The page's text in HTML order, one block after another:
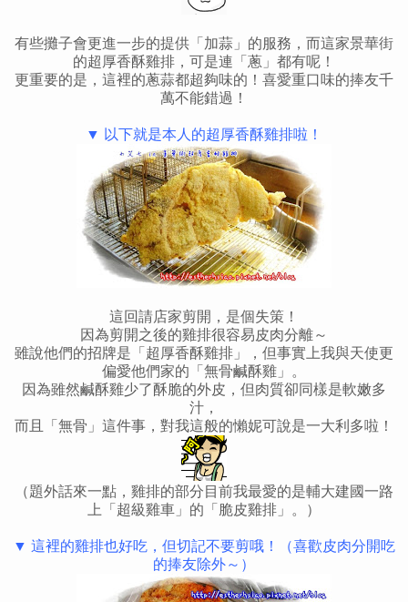
有些攤子會更進一步的提供「加蒜」的服務，而這家景華街
的超厚香酥雞排，可是連「蔥」都有呢！
更重要的是，這裡的蔥蒜都超夠味的！喜愛重口味的捧友千
萬不能錯過！
▼ 以下就是本人的超厚香酥雞排啦！
這回請店家剪開，是個失策！
因為剪開之後的雞排很容易皮肉分離～
雖說他們的招牌是「超厚香酥雞排」，但事實上我與天使更
偏愛他們家的「無骨鹹酥雞」。
因為雖然鹹酥雞少了酥脆的外皮，但肉質卻同樣是軟嫩多
汁，
而且「無骨」這件事，對我這般的懶妮可說是一大利多啦！
（題外話來一點，雞排的部分目前我最愛的是輔大建國一路
上「超級雞車」的「脆皮雞排」。）
▼ 這裡的雞排也好吃，但切記不要剪哦！（喜歡皮肉分開吃
的捧友除外～）